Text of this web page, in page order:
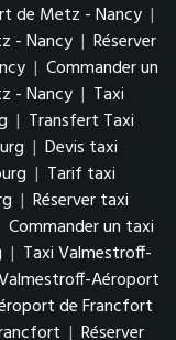
de Metz - Nancy |
- Nancy | Réserver
| Commander un
- Nancy | Taxi
| Transfert Taxi
| Devis taxi
| Tarif taxi
| Réserver taxi
Commander un taxi
| Taxi Valmestroff-
Aéroport
de Francfort
| Réserver